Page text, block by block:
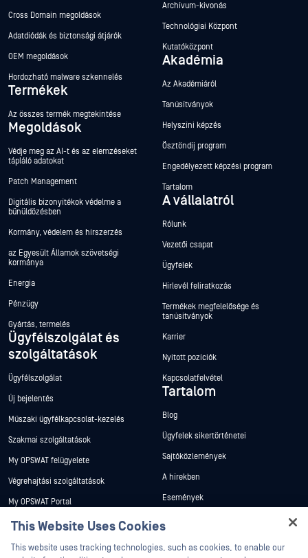
Cross Domain megoldások
Adatdiódák és biztonsági átjárók
OEM megoldások
Hordozható malware szkennelés
Termékek
Az összes termék megtekintése
Megoldások
Védje meg az AI-t és az elemzéseket
tápláló adatokat
Patch Management
Digitális bizonyítékok védelme a
bűnüldözésben
Kormány, védelem és hírszerzés
az Egyesült Államok szövetségi
kormánya
Energia
Pénzügy
Gyártás, termelés
Ügyfélszolgálat és
szolgáltatások
Ügyfélszolgálat
Új bejelentés
Műszaki ügyfélkapcsolat-kezelés
Szakmai szolgáltatások
My OPSWAT felügyelete
Végrehajtási szolgáltatások
My OPSWAT Portal
Műszaki dokumentáció
Képzések
Archívum-kivonás
Technológiai Központ
Kutatóközpont
Akadémia
Az Akadémiáról
Tanúsítványok
Helyszíni képzés
Ösztöndíj program
Engedélyezett képzési program
Tartalom
A vállalatról
Rólunk
Vezetői csapat
Ügyfelek
Hírlevél feliratkozás
Termékek megfelelősége és
tanúsítványok
Karrier
Nyitott pozíciók
Kapcsolatfelvétel
Tartalom
Blog
Ügyfelek sikertörténetei
Sajtóközlemények
A hírekben
Események
This Website Uses Cookies
This website uses tracking technologies, such as cookies, to enable our